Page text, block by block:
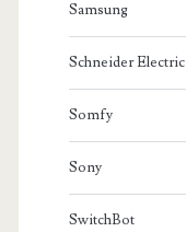
Samsung
Schneider Electric
Somfy
Sony
SwitchBot